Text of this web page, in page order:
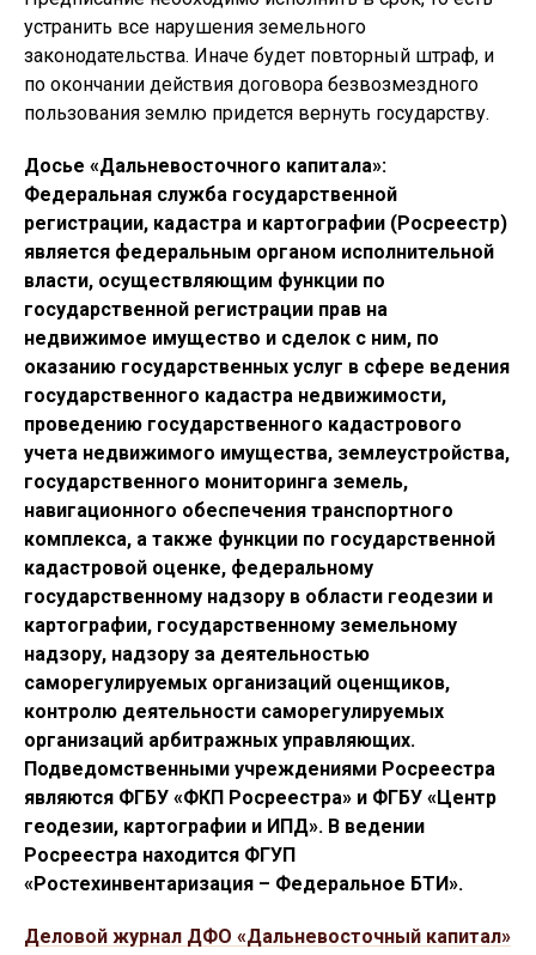
устранить все нарушения земельного
законодательства. Иначе будет повторный штраф, и
по окончании действия договора безвозмездного
пользования землю придется вернуть государству.
Досье «Дальневосточного капитала»:
Федеральная служба государственной
регистрации, кадастра и картографии (Росреестр)
является федеральным органом исполнительной
власти, осуществляющим функции по
государственной регистрации прав на
недвижимое имущество и сделок с ним, по
оказанию государственных услуг в сфере ведения
государственного кадастра недвижимости,
проведению государственного кадастрового
учета недвижимого имущества, землеустройства,
государственного мониторинга земель,
навигационного обеспечения транспортного
комплекса, а также функции по государственной
кадастровой оценке, федеральному
государственному надзору в области геодезии и
картографии, государственному земельному
надзору, надзору за деятельностью
саморегулируемых организаций оценщиков,
контролю деятельности саморегулируемых
организаций арбитражных управляющих.
Подведомственными учреждениями Росреестра
являются ФГБУ «ФКП Росреестра» и ФГБУ «Центр
геодезии, картографии и ИПД». В ведении
Росреестра находится ФГУП
«Ростехинвентаризация – Федеральное БТИ».
Деловой журнал ДФО «Дальневосточный капитал»